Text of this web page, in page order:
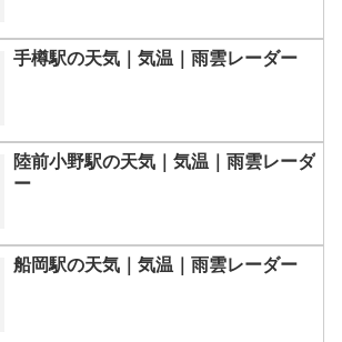
手樽駅の天気｜気温｜雨雲レーダー
陸前小野駅の天気｜気温｜雨雲レーダ
ー
船岡駅の天気｜気温｜雨雲レーダー